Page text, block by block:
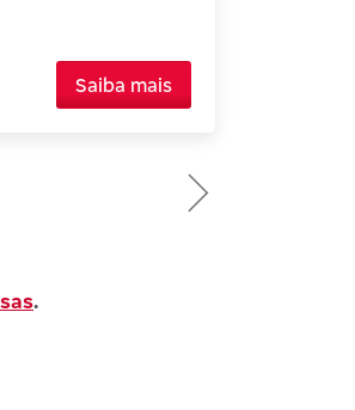
Saiba mais
.